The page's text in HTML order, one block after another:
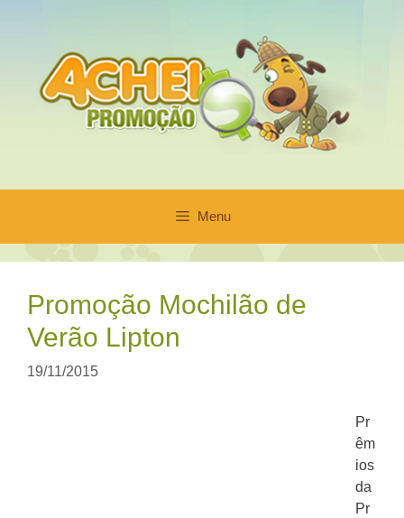
conteúdo
Menu
Promoção Mochilão de
Verão Lipton
19/11/2015
Pr
êm
ios
da
Pr